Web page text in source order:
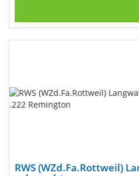
RWS (WZd.Fa.Rottweil)